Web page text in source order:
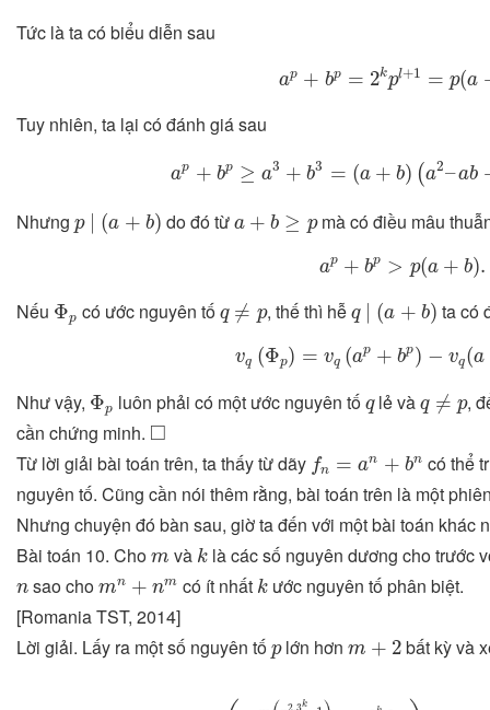
Tức là ta có biểu diễn sau
ap + bp = 2kpl+1 = p(a
a +b 2k pl+1 a
Tuy nhiên, ta lại có đánh giá sau
ap + bp ≥ a3 + b3 = (a + b) (a2–ab
a p≥ 3+ =( b)( a2 – +
Nhưng p (a + b)
p ∣ a+ b do đó từ a + b ≥ p
a b ≥ p mà có điều mâu
ap + bp > p(a + b).
a p +b p> p(a+ b .
Nếu Φp
Φ có ước nguyên tố q ≠ p
q p , thế thì hễ q (a + b)
q ∣ (a+ b ta có
vq (Φp) = vq (ap + bp) − vq(a
vq ( )= vq(a p +bp vq (a
Như vậy, Φp
Φ luôn phải có một ước nguyên tố q
qlẻ vàq ≠ p
q p
,
cần chứng minh. □
◻
Từ lời giải bài toán trên, ta thấy từ dãy fn = an + bn
fn n+b n
có thể
nguyên tố. Cũng cần nói thêm rằng, bài toán trên là một
Nhưng chuyện đó bàn sau, giờ ta đến với một bài toán khác
Bài toán 10. Cho m
m và k
k là các số nguyên dương cho trước
n
n sao cho mn + nm
mn n m có ít nhất k
k ước nguyên tố phân biệt.
[Romania TST, 2014]
Lời giải. Lấy ra một số nguyên tố p
plớn hơn m + 2
m 2 bất kỳ và
k